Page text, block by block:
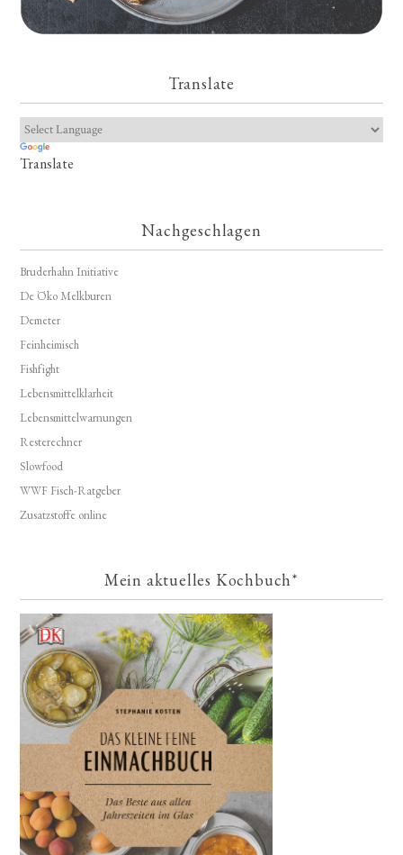
Translate
Translate
Nachgeschlagen
Bruderhahn Initiative
De Öko Melkburen
Demeter
Feinheimisch
Fishfight
Lebensmittelklarheit
Lebensmittelwarnungen
Resterechner
Slowfood
WWF Fisch-Ratgeber
Zusatzstoffe online
Mein aktuelles Kochbuch*